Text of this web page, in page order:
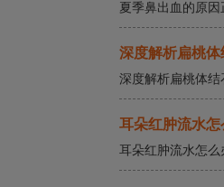
儿童鼻
夏季鼻出血的原因
深度解析扁桃
深度解析扁桃体结
耳朵红肿流水怎
耳朵红肿流水怎么